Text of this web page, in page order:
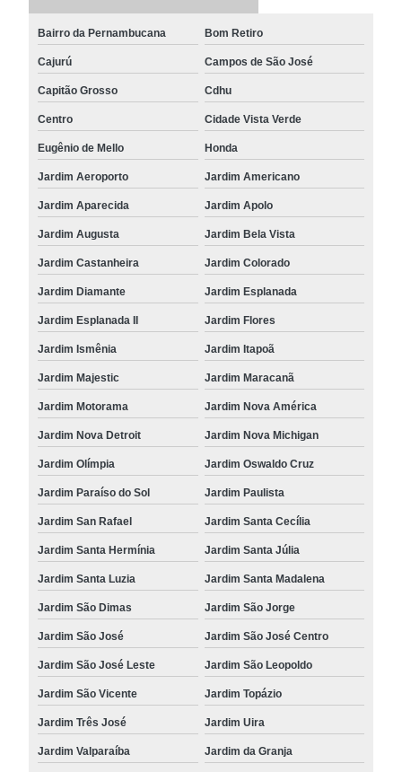
Bairro da Pernambucana Bom Retiro
Cajurú Campos de São José
Capitão Grosso Cdhu
Centro Cidade Vista Verde
Eugênio de Mello Honda
Jardim Aeroporto Jardim Americano
Jardim Aparecida Jardim Apolo
Jardim Augusta Jardim Bela Vista
Jardim Castanheira Jardim Colorado
Jardim Diamante Jardim Esplanada
Jardim Esplanada II Jardim Flores
Jardim Ismênia Jardim Itapoã
Jardim Majestic Jardim Maracanã
Jardim Motorama Jardim Nova América
Jardim Nova Detroit Jardim Nova Michigan
Jardim Olímpia Jardim Oswaldo Cruz
Jardim Paraíso do Sol Jardim Paulista
Jardim San Rafael Jardim Santa Cecília
Jardim Santa Hermínia Jardim Santa Júlia
Jardim Santa Luzia Jardim Santa Madalena
Jardim São Dimas Jardim São Jorge
Jardim São José Jardim São José Centro
Jardim São José Leste Jardim São Leopoldo
Jardim São Vicente Jardim Topázio
Jardim Três José Jardim Uira
Jardim Valparaíba Jardim da Granja